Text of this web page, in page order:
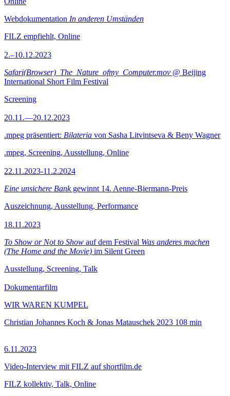
Webdokumentation In anderen Umständen
FILZ empfiehlt, Online
2.–10.12.2023
Safari(Browser)_The_Nature_ofmy_Computer.mov @ Beijing
International Short Film Festival
Screening
20.11.—20.12.2023
.mpeg präsentiert: Bilateria von Sasha Litvintseva & Beny Wagner
.mpeg, Screening, Ausstellung, Online
22.11.2023-11.2.2024
Eine unsichere Bankgewinnt 14. Aenne-Biermann-Preis
Auszeichnung, Ausstellung, Performance
18.11.2023
To Show or Not to Show auf dem Festival Was anderes machen
(The Home and the Movie) im Silent Green
Ausstellung, Screening, Talk
Dokumentarfilm
WIR WAREN KUMPEL
Christian Johannes Koch & Jonas Matauschek 2023 108 min
6.11.2023
Video-Interview mit FILZ auf shortfilm.de
FILZ kollektiv, Talk, Online